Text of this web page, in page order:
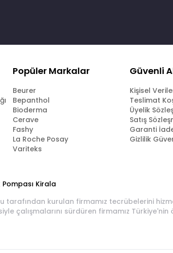
Popüler Markalar
Beurer
Bepanthol
Bioderma
Cerave
Fashy
La Roche Posay
Variteks
Güvenli
Kişisel
Teslimat
Üyelik
Satış
Garanti
Gizlilik
Pompası Kirala
tarafından kurulan firmamız tecrübelerini
çalışmalarını sürdüren firmamız